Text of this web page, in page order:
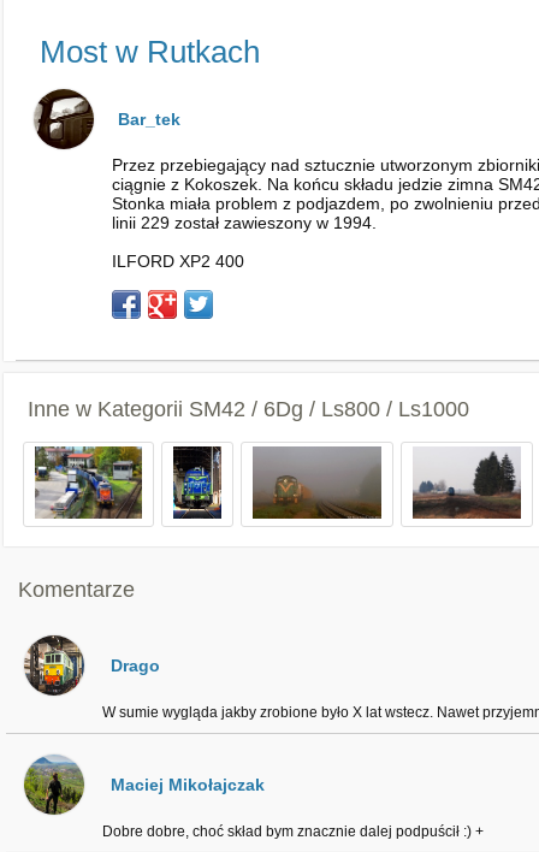
Most w Rutkach
Bar_tek
Przez przebiegający nad sztucznie utworzonym
ciągnie z Kokoszek. Na końcu składu jedzie zimna
Stonka miała problem z podjazdem, po zwolnieniu
linii 229 został zawieszony w 1994.
ILFORD XP2 400
Inne w Kategorii SM42 / 6Dg / Ls800 / Ls1000
Komentarze
Drago
W sumie wygląda jakby zrobione było X lat wstecz. Nawet
Maciej Mikołajczak
Dobre dobre, choć skład bym znacznie dalej podpuścił :) +